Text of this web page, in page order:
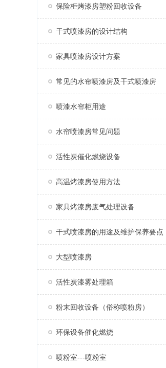
保险柜烤漆房塑粉回收设备
干式喷漆房的设计结构
家具喷漆房设计方案
常见的水帘喷漆房及干式喷漆房
喷漆水帘柜用途
水帘喷漆房常见问题
活性炭催化燃烧设备
高温烤漆房使用方法
家具烤漆房废气处理设备
干式喷漆房的用途及维护保养要点
大型喷漆房
活性炭漆雾处理箱
粉末回收设备（俗称喷粉房）
环保设备催化燃烧
喷粉室---喷粉室